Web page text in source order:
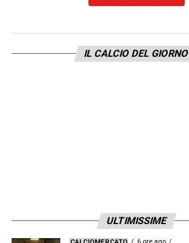
IL CALCIO DEL GIORNO
ULTIMISSIME
6 ore ago